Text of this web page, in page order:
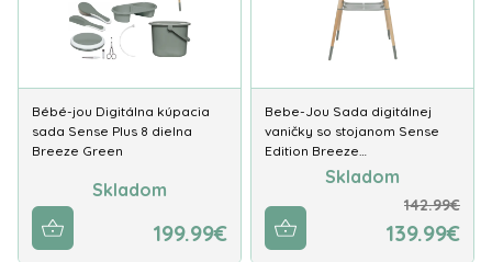
Bébé-jou Digitálna kúpacia
sada Sense Plus 8 dielna
Breeze Green
Skladom
199.99€
Bebe-Jou Sada digitálnej
vaničky so stojanom Sense
Edition Breeze…
Skladom
142.99€
139.99€